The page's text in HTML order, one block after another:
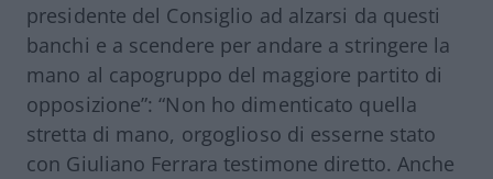
presidente del Consiglio ad alzarsi da questi
banchi e a scendere per andare a stringere la
mano al capogruppo del maggiore partito di
opposizione”: “Non ho dimenticato quella
stretta di mano, orgoglioso di esserne stato
con Giuliano Ferrara testimone diretto. Anche